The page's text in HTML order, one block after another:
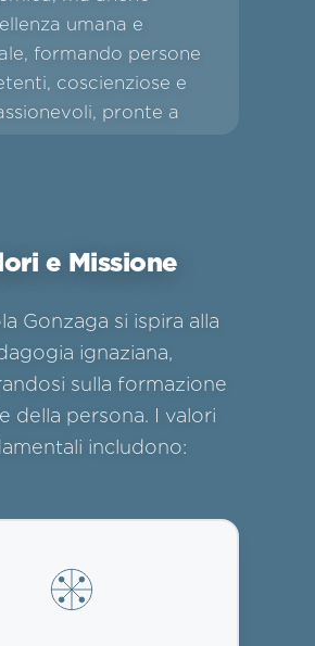
umana e
formando persone
coscienziose e
pronte a
gli altri.
e Missione
Gonzaga si ispira alla
ignaziana,
sulla formazione
della persona. I valori
includono: